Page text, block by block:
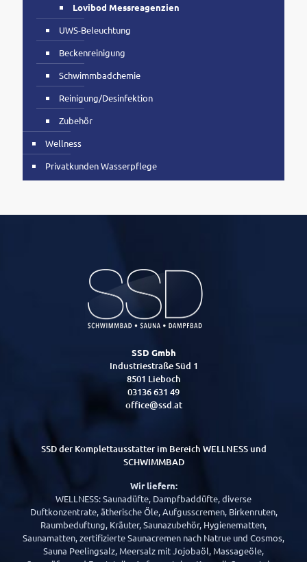
Lovibod Messreagenzien
UWS-Beleuchtung
Beckenreinigung
Schwimmbadchemie
Reinigung/Desinfektion
Zubehör
Wellness
Privatkunden Wasserpflege
SSD Gmbh
Industriestraße Süd 1
8501 Lieboch
03136 631 49
office@ssd.at
SSD der Komplettausstatter im Bereich WELLNESS und
SCHWIMMBAD
Wir liefern:
WELLNESS: Saunadüfte, Dampfbaddüfte, diverse
Duftkonzentrate, ätherische Öle, Aufgusscremen, Birkenruten,
Raumbeduftung, Kräuter, Saunazubehör, Hygienematten,
Saunamatten, zertifizierte Saunacremen nach Natrue und Cosmos,
Sauna Peelingsalz, Meersalz mit Jojobaöl, Massageöle,